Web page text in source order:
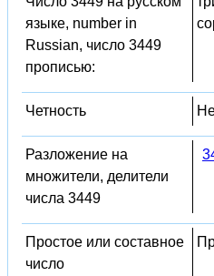
языке, number in
Russian, число 3449
прописью:
Четность
Разложение на
множители, делители
числа 3449
Простое или составное
число